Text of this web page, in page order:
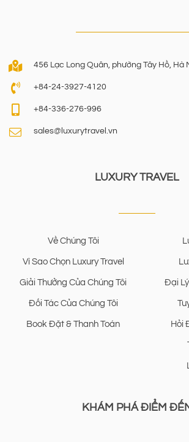
456 Lạc Long Quân, phường Tây Hồ, Hà
+84-24-3927-4120
+84-336-276-996
sales@luxurytravel.vn
LUXURY TRAVEL
Về Chúng Tôi
Vì Sao Chọn Luxury Travel
Giải Thưởng Của Chúng Tôi
Đối Tác Của Chúng Tôi
Book Đặt & Thanh Toán
Đại
Hỏi
KHÁM PHÁ ĐIỂM